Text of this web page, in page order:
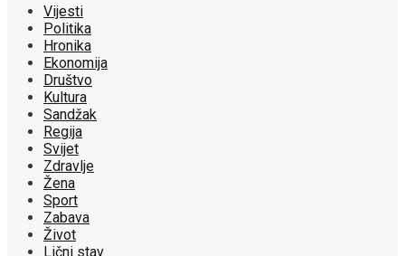
Vijesti
Politika
Hronika
Ekonomija
Društvo
Kultura
Sandžak
Regija
Svijet
Zdravlje
Žena
Sport
Zabava
Život
Lični stav